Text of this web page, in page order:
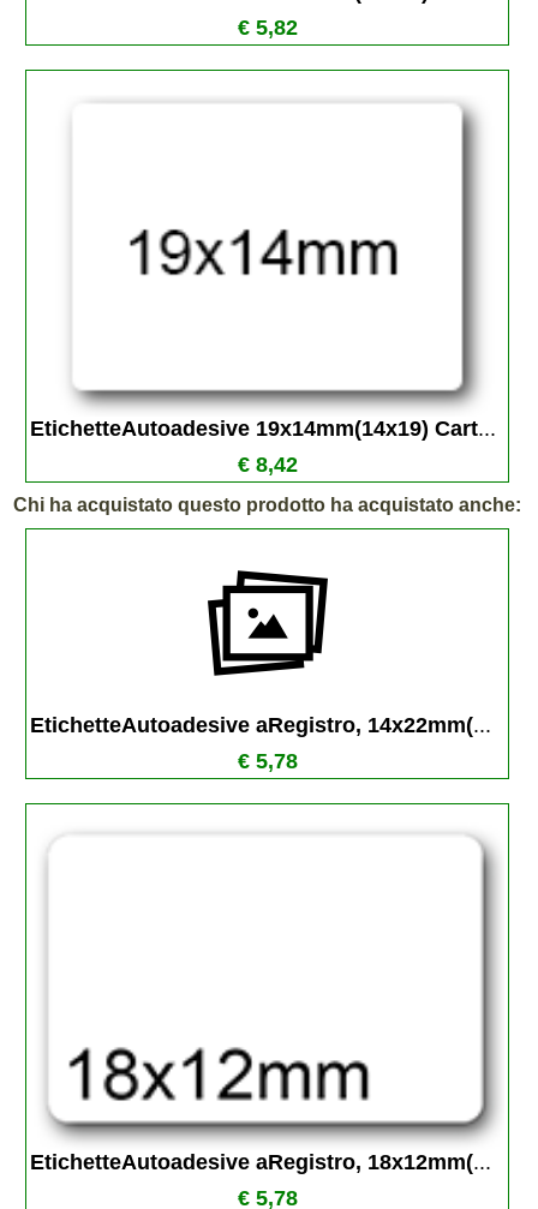
€ 5,82
EtichetteAutoadesive 19x14mm(14x19) Cart...
€ 8,42
Chi ha acquistato questo prodotto ha acquistato anche:
EtichetteAutoadesive aRegistro, 14x22mm(...
€ 5,78
EtichetteAutoadesive aRegistro, 18x12mm(...
€ 5,78